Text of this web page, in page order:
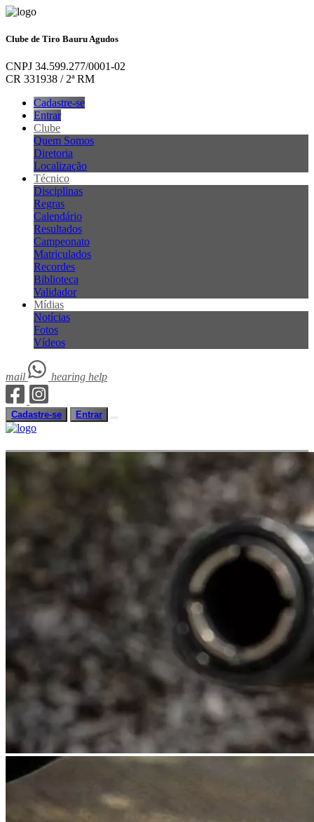
Clube de Tiro Bauru Agudos
CNPJ 34.599.277/0001-02
CR 331938 / 2ª RM
Cadastre-se
Entrar
Clube
Quem Somos
Diretoria
Localização
Técnico
Disciplinas
Regras
Calendário
Resultados
Campeonato
Matriculados
Recordes
Biblioteca
Validador
Mídias
Notícias
Fotos
Vídeos
mail hearing help
Cadastre-se Entrar